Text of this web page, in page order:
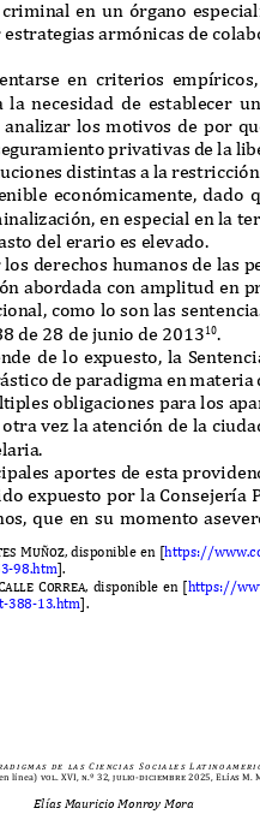
en un órgano
estrategias armónicas de
en criterios empíricos
la necesidad de establecer
zar los motivos de por qu
privativas de la
distintas a la restricció
económicamente,dado
zación ,en especial en la
del erario es elevado.
derechos humanos de las
ón abordada con amplitud en
, como lo son las
de 28 de junio de 201310
de lo expuesto, la S
ástico de paradigma en materia
ltiples obligaciones para los
otra vezla atención de la
aportes de esta
expuesto por la Consejería
,que en su momento asever
Muñoz,disponible en [https://www.
98.htm].
Correa, disponible en [https://
t-388-13.htm].
a d i g m a s d e l a s C i e n c i a s S o c i a l e s L at i n o a m e r i
línea) vol. XVI, n.º 32, julio-diciembre 2025, Elías M.
Elías Mauricio Monroy Mora